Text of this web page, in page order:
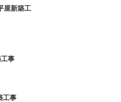
屋新築工
事
工事